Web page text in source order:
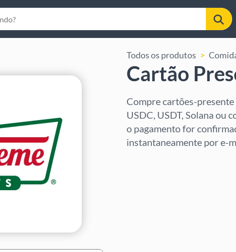
Todos os produtos
Cartão
Compre cartões-
USDC, USDT, Solana ou
o pagamento for
instantaneamente por e-